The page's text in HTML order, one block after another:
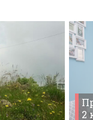
2